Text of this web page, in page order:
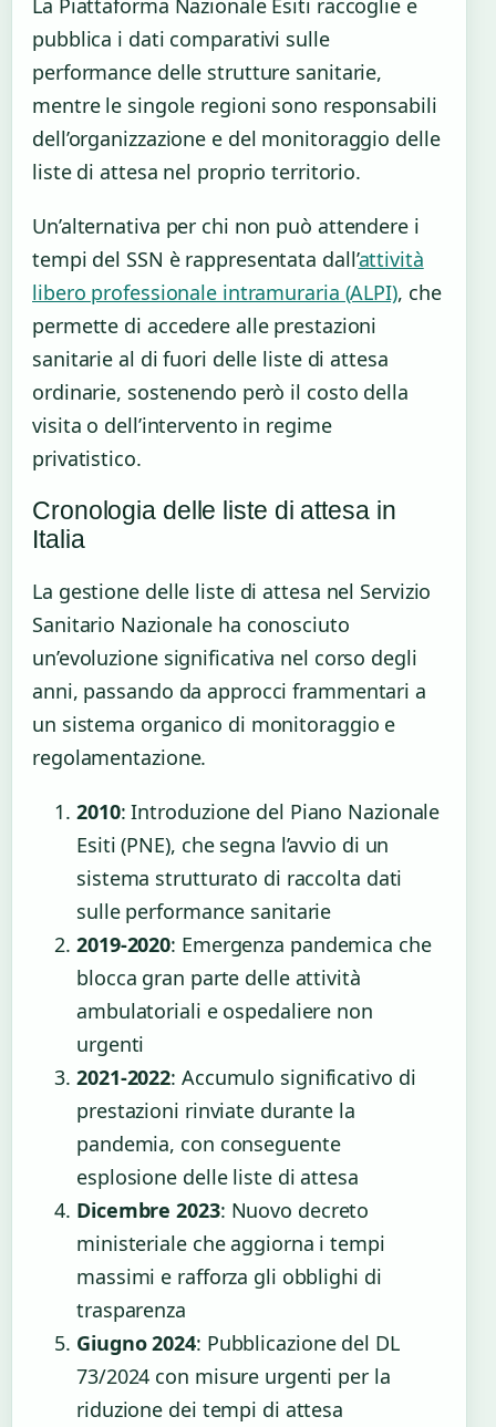
pubblica i dati comparativi sulle
performance delle strutture sanitarie,
mentre le singole regioni sono responsabili
dell’organizzazione e del monitoraggio delle
liste di attesa nel proprio territorio.
Un’alternativa per chi non può attendere i
tempi del SSN è rappresentata dall’attività
libero professionale intramuraria (ALPI), che
permette di accedere alle prestazioni
sanitarie al di fuori delle liste di attesa
ordinarie, sostenendo però il costo della
visita o dell’intervento in regime
privatistico.
Cronologia delle liste di attesa in
Italia
La gestione delle liste di attesa nel Servizio
Sanitario Nazionale ha conosciuto
un’evoluzione significativa nel corso degli
anni, passando da approcci frammentari a
un sistema organico di monitoraggio e
regolamentazione.
2010: Introduzione del Piano Nazionale
Esiti (PNE), che segna l’avvio di un
sistema strutturato di raccolta dati
sulle performance sanitarie
2019-2020: Emergenza pandemica che
blocca gran parte delle attività
ambulatoriali e ospedaliere non
urgenti
2021-2022: Accumulo significativo di
prestazioni rinviate durante la
pandemia, con conseguente
esplosione delle liste di attesa
Dicembre 2023: Nuovo decreto
ministeriale che aggiorna i tempi
massimi e rafforza gli obblighi di
trasparenza
Giugno 2024: Pubblicazione del DL
73/2024 con misure urgenti per la
riduzione dei tempi di attesa